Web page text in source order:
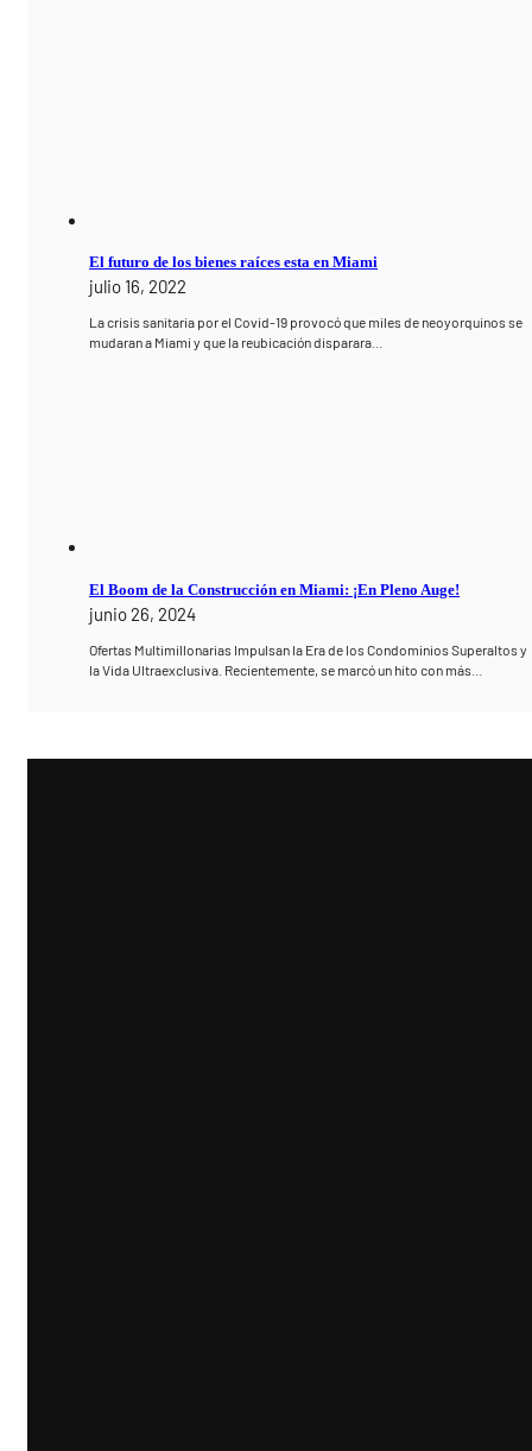
El futuro de los bienes raíces esta en Miami
julio 16, 2022
La crisis sanitaria por el Covid-19 provocó que miles de neoyorquinos se
mudaran a Miami y que la reubicación disparara…
El Boom de la Construcción en Miami: ¡En Pleno Auge!
junio 26, 2024
Ofertas Multimillonarias Impulsan la Era de los Condominios Superaltos y
la Vida Ultraexclusiva. Recientemente, se marcó un hito con más…